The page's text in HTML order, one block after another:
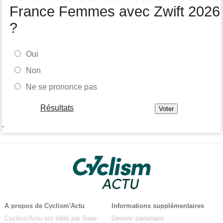
France Femmes avec Zwift 2026
?
Oui
Non
Ne se prononce pas
Résultats
-
A propos de Cyclism'Actu
Cyclism'Actu est édité par Swar-
Informations supplémentaires
Devenir partenaire